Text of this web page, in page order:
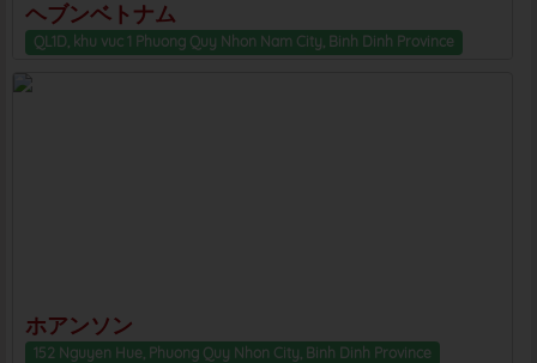
ヘブンベトナム
QL1D, khu vuc 1 Phuong Quy Nhon Nam City, Binh Dinh Province
ホアンソン
152 Nguyen Hue, Phuong Quy Nhon City, Binh Dinh Province